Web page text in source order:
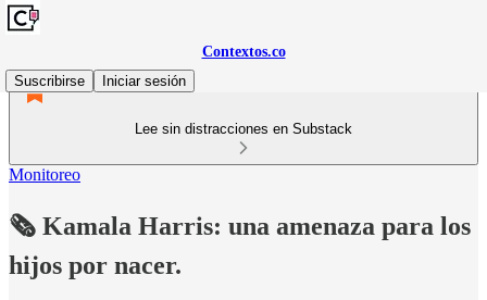
Contextos.co
Suscribirse
Iniciar sesión
Lee sin distracciones en Substack
Monitoreo
⁠⁠🗞️ Kamala Harris: una amenaza para los
hijos por nacer.